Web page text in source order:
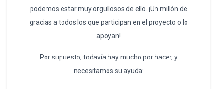
podemos estar muy orgullosos de ello. ¡Un millón de
gracias a todos los que participan en el proyecto o lo
apoyan!
Por supuesto, todavía hay mucho por hacer, y
necesitamos su ayuda: